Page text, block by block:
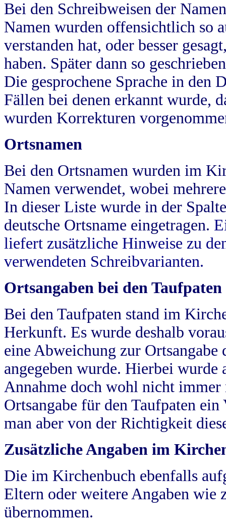
Bei den Schreibweisen der
Namen wurden offensichtlich so
verstanden hat, oder besser
haben. Später dann so
Die gesprochene Sprache in
Fällen bei denen erkannt wurde,
wurden Korrekturen
Ortsnamen
Bei den Ortsnamen wurden im
Namen verwendet, wobei
In dieser Liste wurde in der
deutsche Ortsname eingetragen.
liefert zusätzliche Hinweise zu
verwendeten Schreibvarianten.
Ortsangaben bei den Taufpaten
Bei den Taufpaten stand im
Herkunft. Es wurde deshalb
eine Abweichung zur
angegeben wurde. Hierbei wurde
Annahme doch wohl nicht
Ortsangabe für den Taufpaten
man aber von der Richtigkeit
Zusätzliche Angaben im
Die im Kirchenbuch ebenfalls
Eltern oder weitere Angaben wie
übernommen.